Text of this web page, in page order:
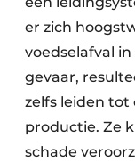
er zich
voedselafval
gevaar,
zelfs leiden tot
productie. Ze
schade